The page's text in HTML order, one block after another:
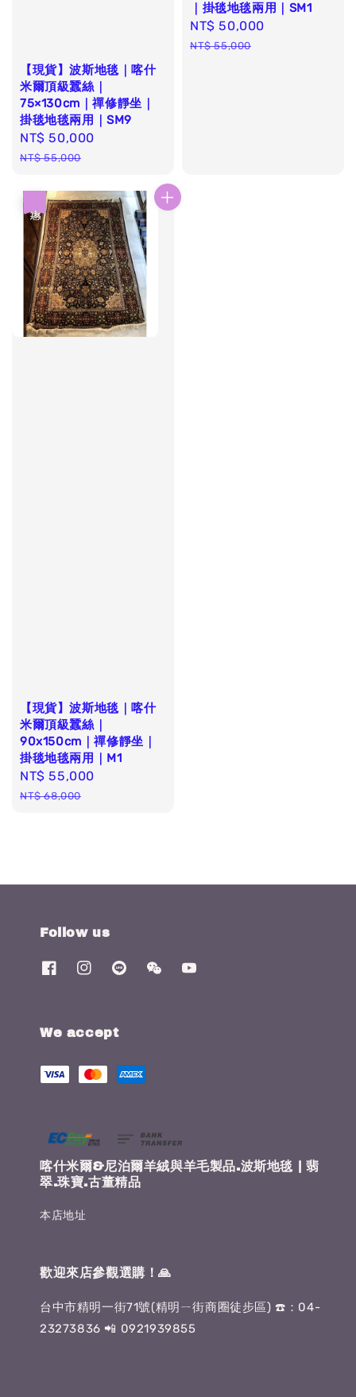
【現貨】波斯地毯｜喀什
米爾頂級蠶絲｜
75×130cm｜禪修靜坐｜
掛毯地毯兩用｜SM9
Sale
price
NT$ 50,000
NT$ 55,000
｜掛毯地毯兩用｜SM1
Sale
price
NT$ 50,000
NT$ 55,000
【現貨】波斯地毯｜喀什
米爾頂級蠶絲｜
90x150cm｜禪修靜坐｜
掛毯地毯兩用｜M1
Sale
price
NT$ 55,000
NT$ 68,000
Follow us
We accept
喀什米爾&尼泊爾羊絨與羊毛製品.波斯地毯 | 翡
翠.珠寶.古董精品
本店地址
歡迎來店參觀選購！🙏
台中市精明一街71號(精明ㄧ街商圈徒步區) ☎️：04-
23273836 📲 0921939855